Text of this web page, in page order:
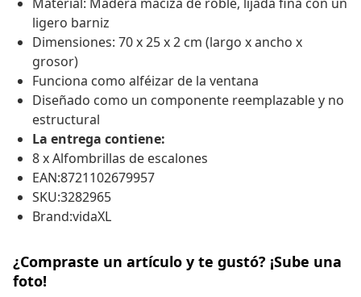
ligero barniz
Dimensiones: 70 x 25 x 2 cm (largo x ancho x
grosor)
Funciona como alféizar de la ventana
Diseñado como un componente reemplazable y no
estructural
La entrega contiene:
8 x Alfombrillas de escalones
EAN:8721102679957
SKU:3282965
Brand:vidaXL
¿Compraste un artículo y te gustó? ¡Sube una
foto!